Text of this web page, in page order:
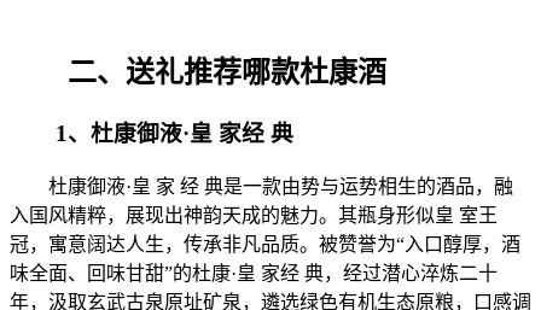
二、送礼推荐哪款杜康酒
1、杜康御液·皇 家经 典
杜康御液·皇 家 经 典是一款由势与运势相生的酒品，融
入国风精粹，展现出神韵天成的魅力。其瓶身形似皇 室王
冠，寓意阔达人生，传承非凡品质。被赞誉为“入口醇厚，酒
味全面、回味甘甜”的杜康·皇 家经 典，经过潜心淬炼二十
年，汲取玄武古泉原址矿泉，遴选绿色有机生态原粮，口感调